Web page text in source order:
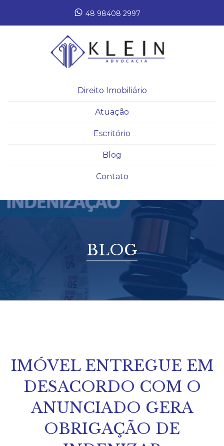
48 98408 2997
Direito Imobiliário
Atuação
Escritório
Blog
Contato
BLOG
IMÓVEL ENTREGUE EM
DESACORDO COM O
ANUNCIADO GERA
OBRIGAÇÃO DE